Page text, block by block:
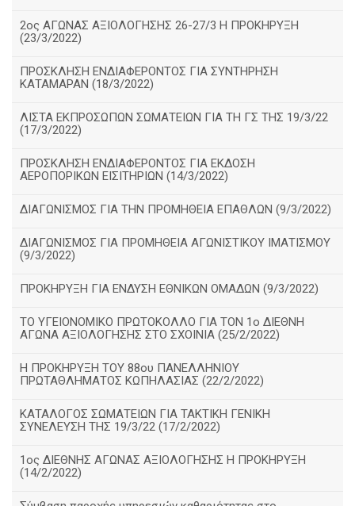
2ος ΑΓΩΝΑΣ ΑΞΙΟΛΟΓΗΣΗΣ 26-27/3 Η ΠΡΟΚΗΡΥΞΗ
(23/3/2022)
ΠΡΟΣΚΛΗΣΗ ΕΝΔΙΑΦΕΡΟΝΤΟΣ ΓΙΑ ΣΥΝΤΗΡΗΣΗ
ΚΑΤΑΜΑΡΑΝ (18/3/2022)
ΛΙΣΤΑ ΕΚΠΡΟΣΩΠΩΝ ΣΩΜΑΤΕΙΩΝ ΓΙΑ ΤΗ ΓΣ ΤΗΣ 19/3/22
(17/3/2022)
ΠΡΟΣΚΛΗΣΗ ΕΝΔΙΑΦΕΡΟΝΤΟΣ ΓΙΑ ΕΚΔΟΣΗ
ΑΕΡΟΠΟΡΙΚΩΝ ΕΙΣΙΤΗΡΙΩΝ (14/3/2022)
ΔΙΑΓΩΝΙΣΜΟΣ ΓΙΑ ΤΗΝ ΠΡΟΜΗΘΕΙΑ ΕΠΑΘΛΩΝ (9/3/2022)
ΔΙΑΓΩΝΙΣΜΟΣ ΓΙΑ ΠΡΟΜΗΘΕΙΑ ΑΓΩΝΙΣΤΙΚΟΥ ΙΜΑΤΙΣΜΟΥ
(9/3/2022)
ΠΡΟΚΗΡΥΞΗ ΓΙΑ ΕΝΔΥΣΗ ΕΘΝΙΚΩΝ ΟΜΑΔΩΝ (9/3/2022)
ΤΟ ΥΓΕΙΟΝΟΜΙΚΟ ΠΡΩΤΟΚΟΛΛΟ ΓΙΑ ΤΟΝ 1ο ΔΙΕΘΝΗ
ΑΓΩΝΑ ΑΞΙΟΛΟΓΗΣΗΣ ΣΤΟ ΣΧΟΙΝΙΑ (25/2/2022)
Η ΠΡΟΚΗΡΥΞΗ ΤΟΥ 88ου ΠΑΝΕΛΛΗΝΙΟΥ
ΠΡΩΤΑΘΛΗΜΑΤΟΣ ΚΩΠΗΛΑΣΙΑΣ (22/2/2022)
ΚΑΤΑΛΟΓΟΣ ΣΩΜΑΤΕΙΩΝ ΓΙΑ ΤΑΚΤΙΚΗ ΓΕΝΙΚΗ
ΣΥΝΕΛΕΥΣΗ ΤΗΣ 19/3/22 (17/2/2022)
1ος ΔΙΕΘΝΗΣ ΑΓΩΝΑΣ ΑΞΙΟΛΟΓΗΣΗΣ Η ΠΡΟΚΗΡΥΞΗ
(14/2/2022)